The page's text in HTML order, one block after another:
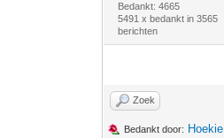
Bedankt: 4665
5491 x bedankt in 3565
berichten
Zoek
Bedankt door: Hoekie